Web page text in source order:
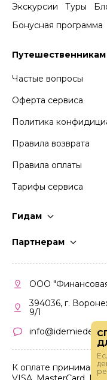
Экскурсии Туры
Бонусная программа
Путешественникам
Частые вопросы
Оферта сервиса
Политика
Правила возврата
Правила оплаты
Тарифы сервиса
Гидам
Партнерам
Кабинет партнера
Правила участия
ООО
394036, г.
9/1
К оплате